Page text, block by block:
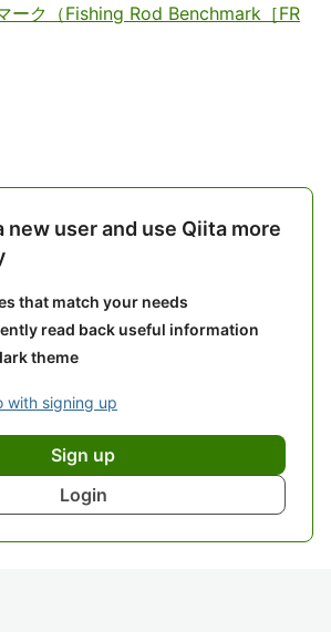
ーク（Fishing Rod Benchmark［FR
new user and use Qiita more
that match your needs
read back useful information
theme
with signing up
Sign up
Login